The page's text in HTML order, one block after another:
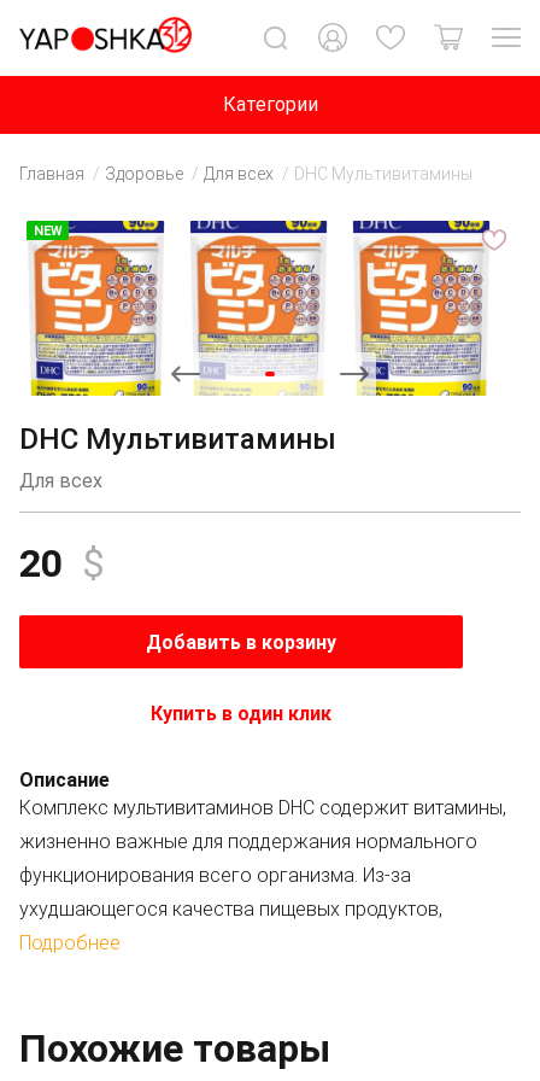
Главная Здоровье Для всех DHC Мультивитамины
NEW
DHC Мультивитамины
Для всех
20 $
Добавить в корзину
Купить в один клик
Описание
Комплекс мультивитаминов DHC содержит витамины,
жизненно важные для поддержания нормального
функционирования всего организма. Из-за
ухудшающегося качества пищевых продуктов,
несбалансированного питания и небогатого
собрала в одной таблетке 12 видов витаминов,
Подробнее
Похожие товары
Категории